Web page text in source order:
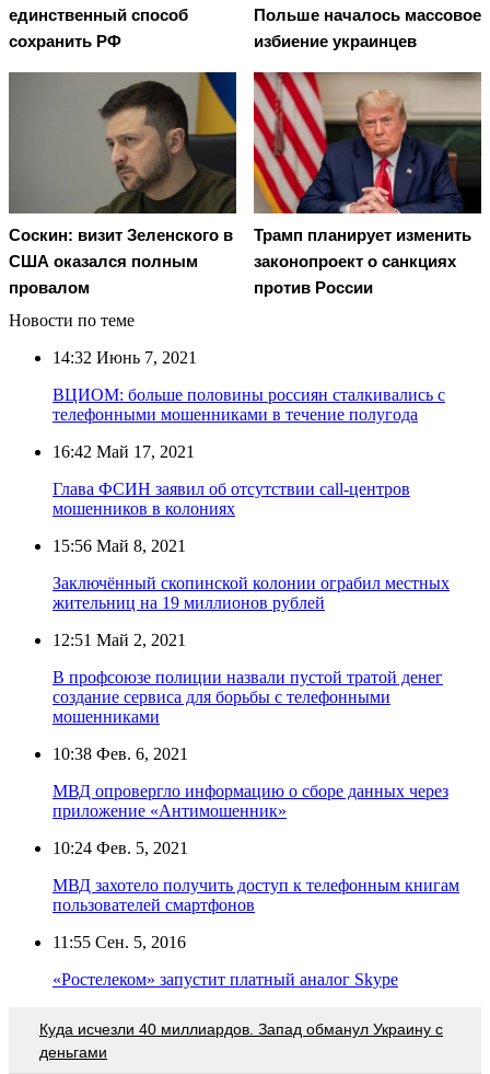
единственный способ
сохранить РФ
Польше началось массовое
избиение украинцев
Соскин: визит Зеленского в
США оказался полным
провалом
Трамп планирует изменить
законопроект о санкциях
против России
Новости по теме
14:32 Июнь 7, 2021
ВЦИОМ: больше половины россиян сталкивались с
телефонными мошенниками в течение полугода
16:42 Май 17, 2021
Глава ФСИН заявил об отсутствии call-центров
мошенников в колониях
15:56 Май 8, 2021
Заключённый скопинской колонии ограбил местных
жительниц на 19 миллионов рублей
12:51 Май 2, 2021
В профсоюзе полиции назвали пустой тратой денег
создание сервиса для борьбы с телефонными
мошенниками
10:38 Фев. 6, 2021
МВД опровергло информацию о сборе данных через
приложение «Антимошенник»
10:24 Фев. 5, 2021
МВД захотело получить доступ к телефонным книгам
пользователей смартфонов
11:55 Сен. 5, 2016
«Ростелеком» запустит платный аналог Skype
Куда исчезли 40 миллиардов. Запад обманул Украину с
деньгами